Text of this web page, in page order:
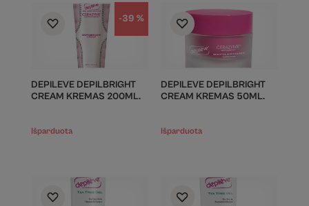
-39 %
DEPILEVE DEPILBRIGHT
CREAM KREMAS 200ML.
Išparduota
DEPILEVE DEPILBRIGHT
CREAM KREMAS 50ML.
Išparduota